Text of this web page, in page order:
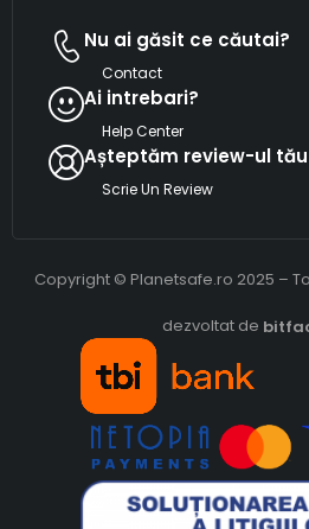
Nu ai găsit ce căutai?
Contact
Ai intrebari?
Help Center
Așteptăm review-ul
Scrie Un Review
Copyright © Planetsafe.ro 2025 –
dezvoltat de